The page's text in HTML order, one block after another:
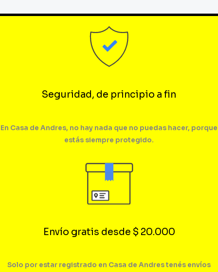
Seguridad, de principio a fin
En Casa de Andres, no hay nada que no puedas hacer, porque
estás siempre protegido.
Envío gratis desde $ 20.000
Solo por estar registrado en Casa de Andres tenés envíos